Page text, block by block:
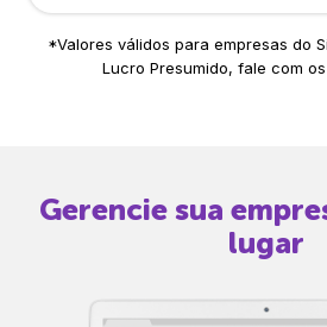
*Valores válidos para empresas do
Lucro Presumido, fale com
Gerencie sua
lugar